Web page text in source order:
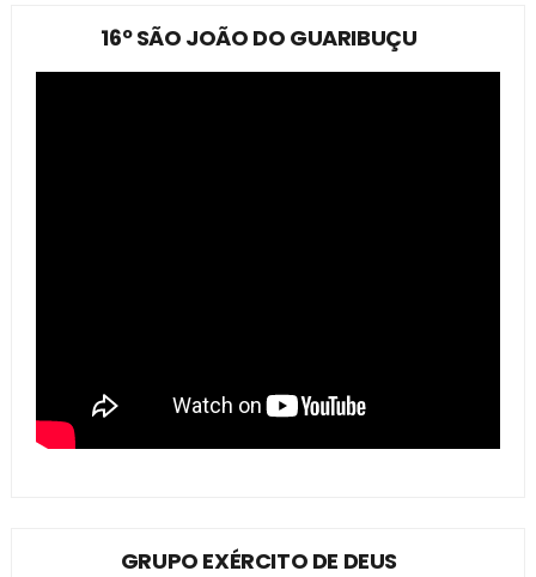
16º SÃO JOÃO DO GUARIBUÇU
GRUPO EXÉRCITO DE DEUS